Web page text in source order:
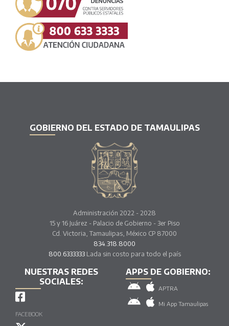
GOBIERNO DEL ESTADO DE TAMAULIPAS
Administración 2022 - 2028
15 y 16 Juárez - Palacio de Gobierno - 3er Piso
Cd. Victoria, Tamaulipas, México CP 87000
834.318.8000
800.6333333Lada sin costo para todo el país
NUESTRAS REDES
SOCIALES:
FACEBOOK
APPS DE GOBIERNO:
APTRA
Mi App Tamaulipas